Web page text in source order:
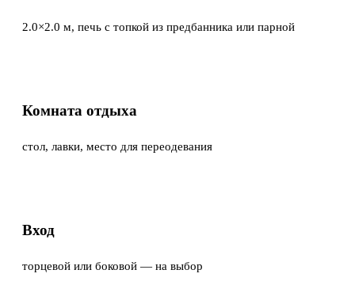
2.0×2.0 м, печь с топкой из предбанника или парной
Комната отдыха
стол, лавки, место для переодевания
Вход
торцевой или боковой — на выбор